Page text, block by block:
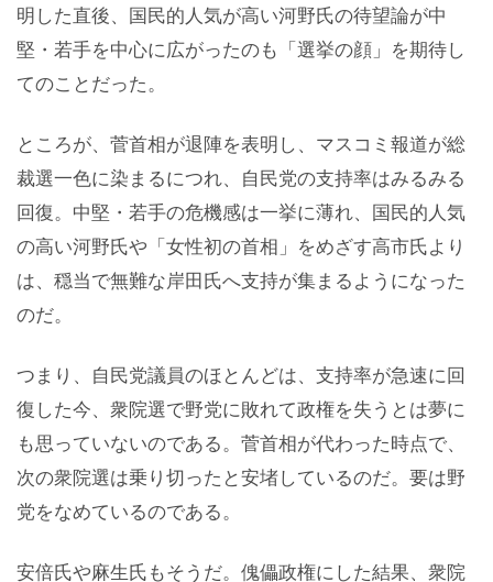
明した直後、国民的人気が高い河野氏の待望論が中
堅・若手を中心に広がったのも「選挙の顔」を期待し
てのことだった。
ところが、菅首相が退陣を表明し、マスコミ報道が総
裁選一色に染まるにつれ、自民党の支持率はみるみる
回復。中堅・若手の危機感は一挙に薄れ、国民的人気
の高い河野氏や「女性初の首相」をめざす高市氏より
は、穏当で無難な岸田氏へ支持が集まるようになった
のだ。
つまり、自民党議員のほとんどは、支持率が急速に回
復した今、衆院選で野党に敗れて政権を失うとは夢に
も思っていないのである。菅首相が代わった時点で、
次の衆院選は乗り切ったと安堵しているのだ。要は野
党をなめているのである。
安倍氏や麻生氏もそうだ。傀儡政権にした結果、衆院